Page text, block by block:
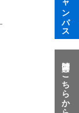
質問はこちらから